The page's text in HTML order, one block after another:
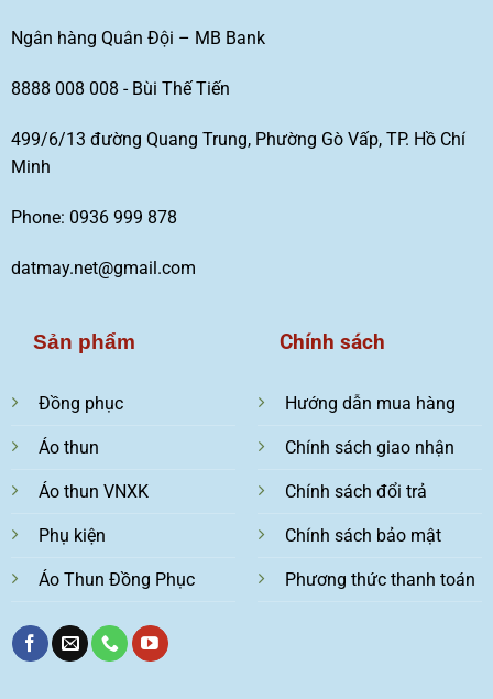
Ngân hàng Quân Đội – MB Bank
8888 008 008 - Bùi Thế Tiến
499/6/13 đường Quang Trung, Phường Gò Vấp, TP. Hồ Chí
Minh
Phone: 0936 999 878
datmay.net@gmail.com
Sản phẩm
Đồng phục
Áo thun
Áo thun VNXK
Phụ kiện
Áo Thun Đồng Phục
Chính sách
Hướng dẫn mua hàng
Chính sách giao nhận
Chính sách đổi trả
Chính sách bảo mật
Phương thức thanh toán